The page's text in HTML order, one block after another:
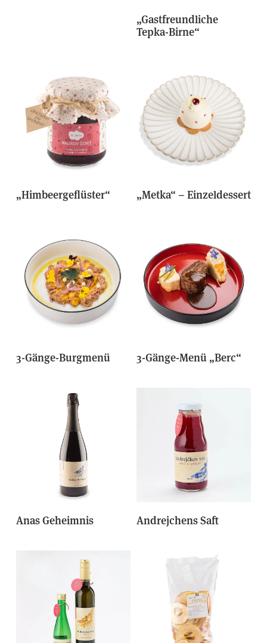
„Gastfreundliche
Tepka-Birne“
„Himbeergeflüster“ „Metka“ – Einzeldessert
3-Gänge-Burgmenü 3-Gänge-Menü „Berc“
Anas Geheimnis Andrejchens Saft